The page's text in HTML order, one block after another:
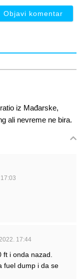
iz Mađarske,
ali nevreme ne bira.
17:44
ft i onda nazad.
fuel dump i da se